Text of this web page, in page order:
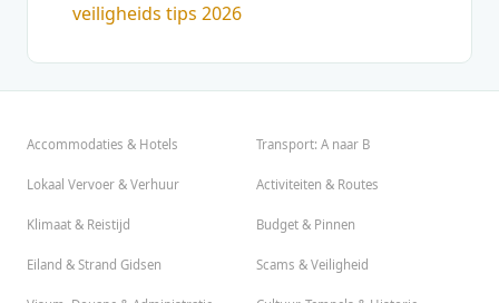
veiligheids tips 2026
Accommodaties & Hotels Transport: A naar B
Lokaal Vervoer & Verhuur Activiteiten & Routes
Klimaat & Reistijd Budget & Pinnen
Eiland & Strand Gidsen Scams & Veiligheid